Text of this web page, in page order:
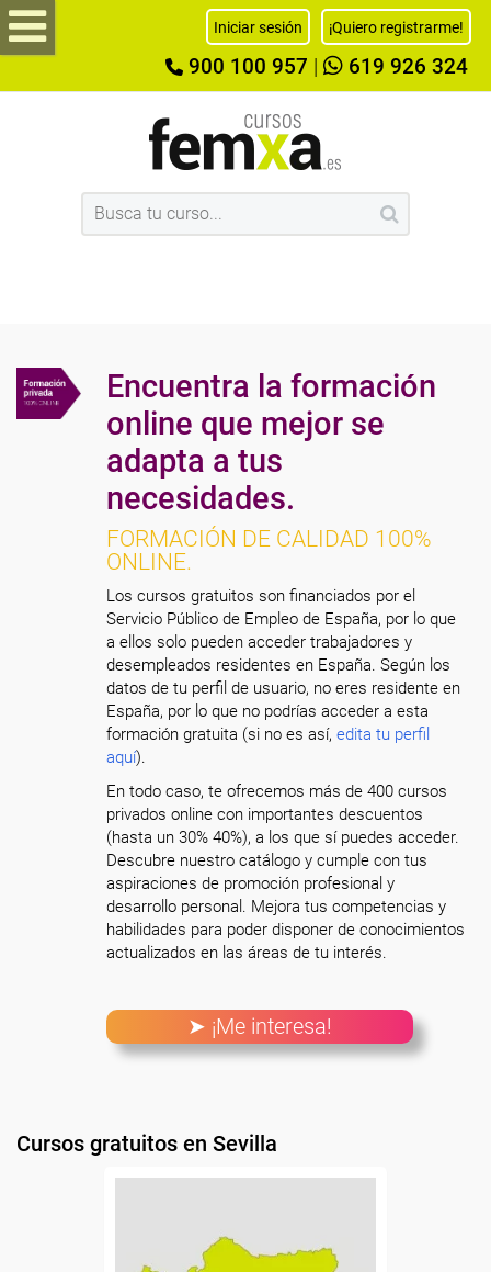
Iniciar sesión ¡Quiero registrarme!
900 100 957 619 926 324
Encuentra la formación
online que mejor se
adapta a tus
necesidades.
FORMACIÓN DE CALIDAD 100%
ONLINE.
Los cursos gratuitos son financiados por el
Servicio Público de Empleo de España, por lo que
a ellos solo pueden acceder trabajadores y
desempleados residentes en España. Según los
datos de tu perfil de usuario, no eres residente en
España, por lo que no podrías acceder a esta
formación gratuita (si no es así,edita tu perfil
aquí).
En todo caso, te ofrecemos más de 400 cursos
privados online con importantes descuentos
(hasta un 30% 40%), a los que sí puedes acceder.
Descubre nuestro catálogo y cumple con tus
aspiraciones de promoción profesional y
desarrollo personal. Mejora tus competencias y
habilidades para poder disponer de conocimientos
actualizados en las áreas de tu interés.
➤ ¡Me interesa!
Cursos gratuitos en Sevilla